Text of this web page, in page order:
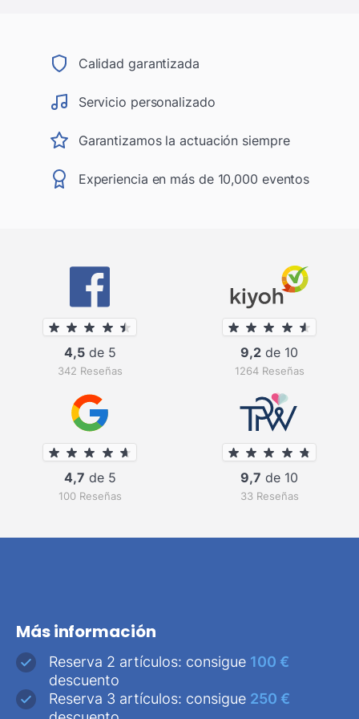
Calidad garantizada
Servicio personalizado
Garantizamos la actuación siempre
Experiencia en más de 10,000 eventos
4,5de 5
342 Reseñas
9,2 de 10
1264 Reseñas
4,7 de 5
100 Reseñas
9,7 de 10
33 Reseñas
Más información
Reserva 2 artículos: consigue 100 €
descuento
Reserva 3 artículos: consigue 250 €